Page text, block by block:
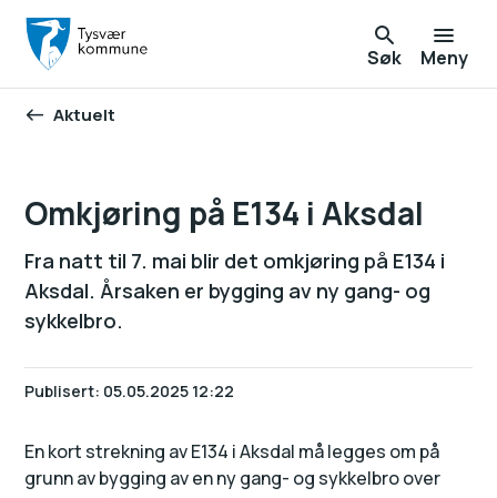
Søk Meny
Du er her:
Aktuelt
Omkjøring på E134 i Aksdal
Fra natt til 7. mai blir det omkjøring på E134 i
Aksdal. Årsaken er bygging av ny gang- og
sykkelbro.
Publisert 05.05.2025 12:22
En kort strekning av E134 i Aksdal må legges om på
grunn av bygging av en ny gang- og sykkelbro over